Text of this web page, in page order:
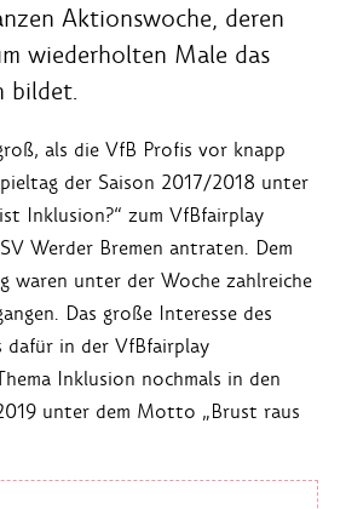
Aktionswoche, deren
wiederholten Male das
bildet.
als die VfB Profis vor knapp
der Saison 2017/2018 unter
Inklusion?“ zum VfBfairplay
Werder Bremen antraten. Dem
waren unter der Woche zahlreiche
Das große Interesse des
dafür in der VfBfairplay
Inklusion nochmals in den
unter dem Motto „Brust raus